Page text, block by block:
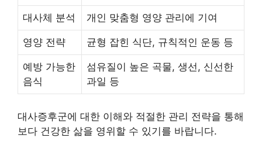
대사체 분석 개인 맞춤형 영양 관리에 기여
영양 전략 균형 잡힌 식단, 규칙적인 운동 등
예방 가능한
음식
섬유질이 높은 곡물, 생선, 신선한
과일 등
대사증후군에 대한 이해와 적절한 관리 전략을 통해
보다 건강한 삶을 영위할 수 있기를 바랍니다.